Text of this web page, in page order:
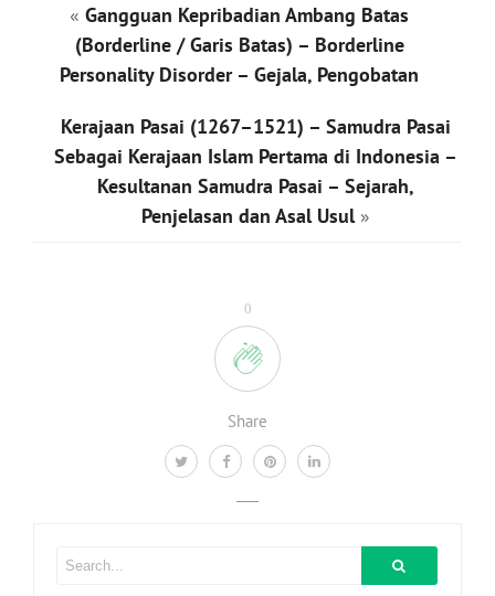
0
Share
« Gangguan Kepribadian Ambang Batas
(Borderline / Garis Batas) – Borderline
Personality Disorder – Gejala, Pengobatan
Kerajaan Pasai (1267–1521) – Samudra Pasai
Sebagai Kerajaan Islam Pertama di Indonesia –
Kesultanan Samudra Pasai – Sejarah,
Penjelasan dan Asal Usul»